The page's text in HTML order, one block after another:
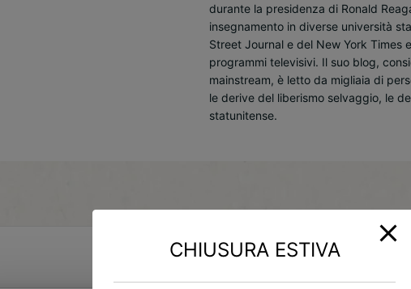
durante la presidenza di Ronald
insegnamento in diverse università
Street Journal e del New York Times
programmi televisivi. Il suo blog,
mainstream, è letto da migliaia di
le derive del liberismo selvaggio, le
statunitense.
CHIUSURA ESTIVA